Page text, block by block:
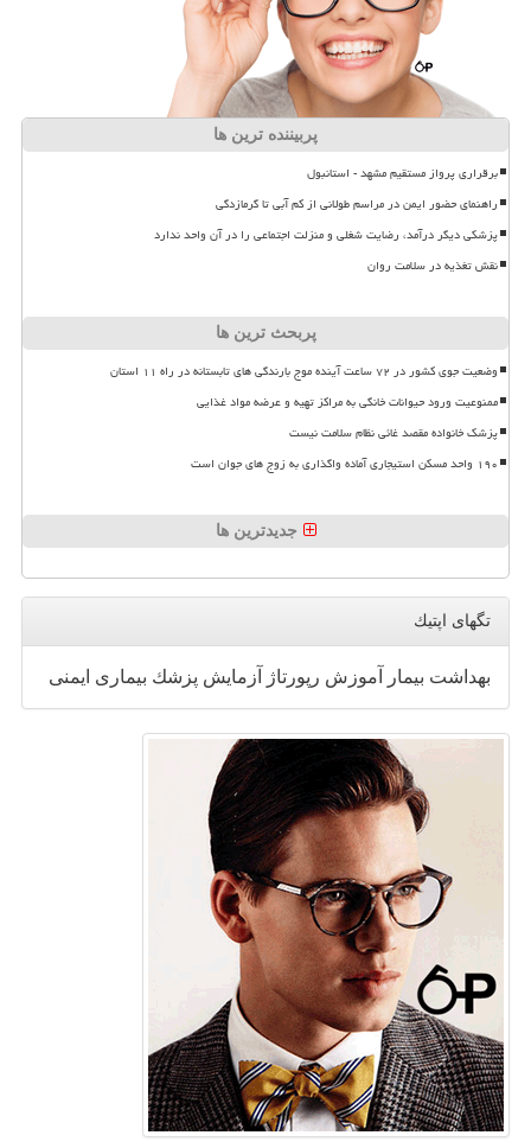
پربیننده ترین ها
برقراری پرواز مستقیم مشهد - استانبول
راهنمای حضور ایمن در مراسم طولانی از کم آبی تا گرمازدگی
پزشکی دیگر درآمد، رضایت شغلی و منزلت اجتماعی را در آن واحد ندارد
نقش تغذیه در سلامت روان
پربحث ترین ها
وضعیت جوی کشور در ۷۲ ساعت آینده موج بارندگی های تابستانه در راه ۱۱ استان
ممنوعیت ورود حیوانات خانگی به مراکز تهیه و عرضه مواد غذایی
پزشک خانواده مقصد غائی نظام سلامت نیست
۱۹۰ واحد مسکن استیجاری آماده واگذاری به زوج های جوان است
جدیدترین ها
تگهای اپتیك
بهداشت بیمار آموزش رپورتاژ آزمایش پزشك بیماری ایمنی